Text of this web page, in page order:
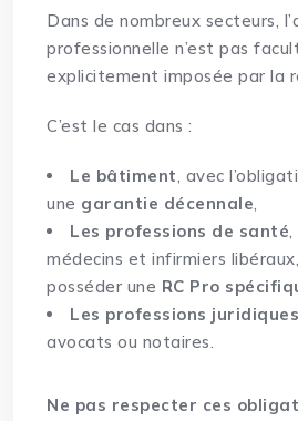
Dans de nombreux secteurs,
professionnelle n’est pas
explicitement imposée par la
C’est le cas dans :
Le bâtiment, avec
une garantie décennale,
Les professions de santé,
médecins et infirmiers
posséder une RC Pro
Les professions
avocats ou notaires.
Ne pas respecter ces